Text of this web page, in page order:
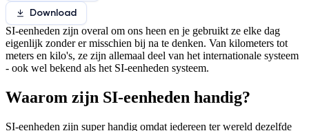
Download
SI-eenheden zijn overal om ons heen en je gebruikt ze elke dag
eigenlijk zonder er misschien bij na te denken. Van kilometers tot
meters en kilo's, ze zijn allemaal deel van het internationale systeem
- ook wel bekend als het SI-eenheden systeem.
Waarom zijn SI-eenheden handig?
SI-eenheden zijn super handig omdat iedereen ter wereld dezelfde